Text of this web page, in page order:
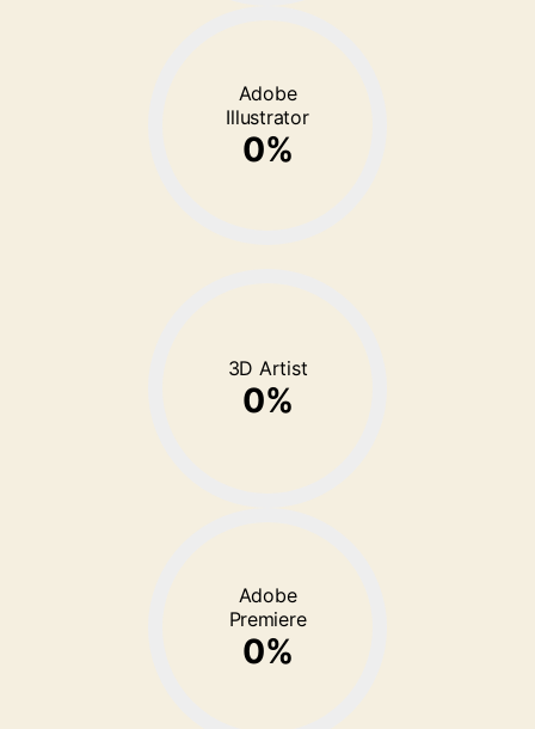
Adobe
Illustrator
0%
3D Artist
0%
Adobe
Premiere
0%